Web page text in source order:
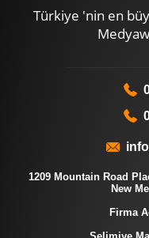
Türkiye 'nin en
1209 Mountain Road
New
Firma